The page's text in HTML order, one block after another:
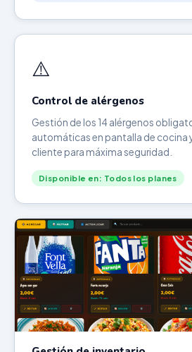
⚠️
Control de alérgenos
Gestión de los 14 alérgenos
automáticas en pantalla de cocina
cliente para máxima seguridad.
Disponible en: Todos los planes